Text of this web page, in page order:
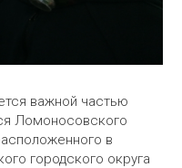
важной частью
Ломоносовского
в
городского округа